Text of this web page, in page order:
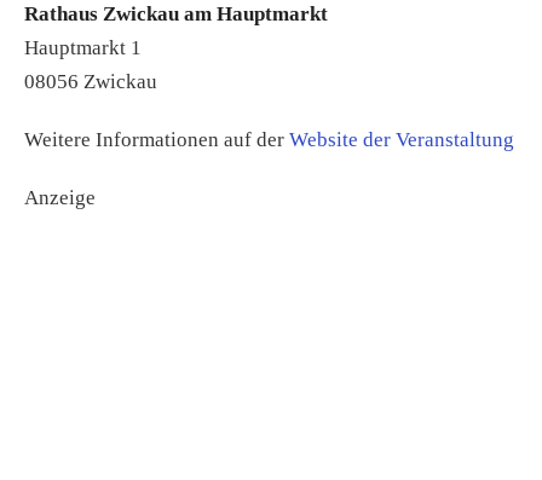
Rathaus Zwickau am Hauptmarkt
Hauptmarkt 1
08056 Zwickau
Weitere Informationen auf der Website der Veranstaltung
Anzeige